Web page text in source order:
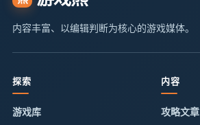
内容丰富、以编辑判断为核心的游戏媒体。
探索
游戏库
内容
攻略文章